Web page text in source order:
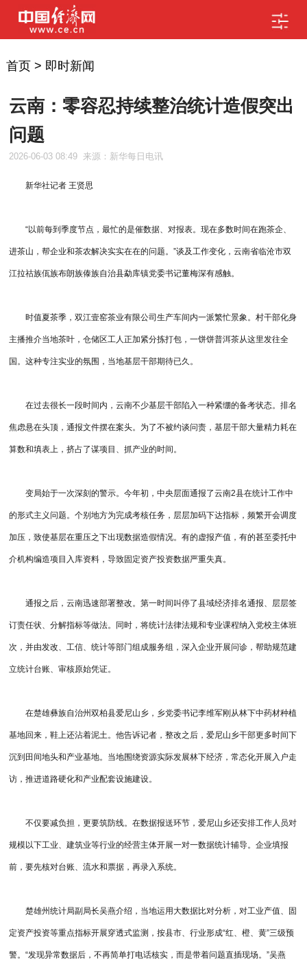
首页> 即时新闻
云南：零容忍持续整治统计造假突出
问题
2026-06-03 08:49 来源：新华每日电讯
新华社记者 王贤思
“以前每到季度节点，最忙的是催数据、对报表。现在多数时间在跑茶企、
进茶山，帮企业和茶农解决实实在在的问题。”谈及工作变化，云南省临沧市双
江拉祜族佤族布朗族傣族自治县勐库镇党委书记董梅深有感触。
时值夏茶季，双江壹窑茶业有限公司生产车间内一派繁忙景象。村干部化身
主播推介当地茶叶，仓储区工人正加紧分拣打包，一饼饼普洱茶从这里发往全
国。这种专注实业的氛围，当地基层干部期待已久。
在过去很长一段时间内，云南不少基层干部陷入一种紧绷的备考状态。排名
焦虑悬在头顶，通报文件摆在案头。为了不被约谈问责，基层干部大量精力耗在
算数和填表上，挤占了谋项目、抓产业的时间。
变局始于一次深刻的警示。今年初，中央层面通报了云南2县在统计工作中
的形式主义问题。个别地方为完成考核任务，层层加码下达指标，频繁开会调度
加压，致使基层在重压之下出现数据造假情况。有的虚报产值，有的甚至委托中
介机构编造项目入库资料，导致固定资产投资数据严重失真。
通报之后，云南迅速部署整改。第一时间叫停了县域经济排名通报、层层签
订责任状、分解指标等做法。同时，将统计法律法规和专业课程纳入党校主体班
次，并由发改、工信、统计等部门组成服务组，深入企业开展问诊，帮助规范建
立统计台账、审核原始凭证。
在楚雄彝族自治州双柏县爱尼山乡，乡党委书记李维军刚从林下中药材种植
基地回来，鞋上还沾着泥土。他告诉记者，整改之后，爱尼山乡干部更多时间下
沉到田间地头和产业基地。当地围绕资源实际发展林下经济，常态化开展入户走
访，推进道路硬化和产业配套设施建设。
不仅要减负担，更要筑防线。在数据报送环节，爱尼山乡还安排工作人员对
规模以下工业、建筑业等行业的经营主体开展一对一数据统计辅导。企业填报
前，要先核对台账、流水和票据，再录入系统。
楚雄州统计局副局长吴燕介绍，当地运用大数据比对分析，对工业产值、固
定资产投资等重点指标开展穿透式监测，按县市、行业形成“红、橙、黄”三级预
警。“发现异常数据后，不再简单打电话核实，而是带着问题直插现场。”吴燕